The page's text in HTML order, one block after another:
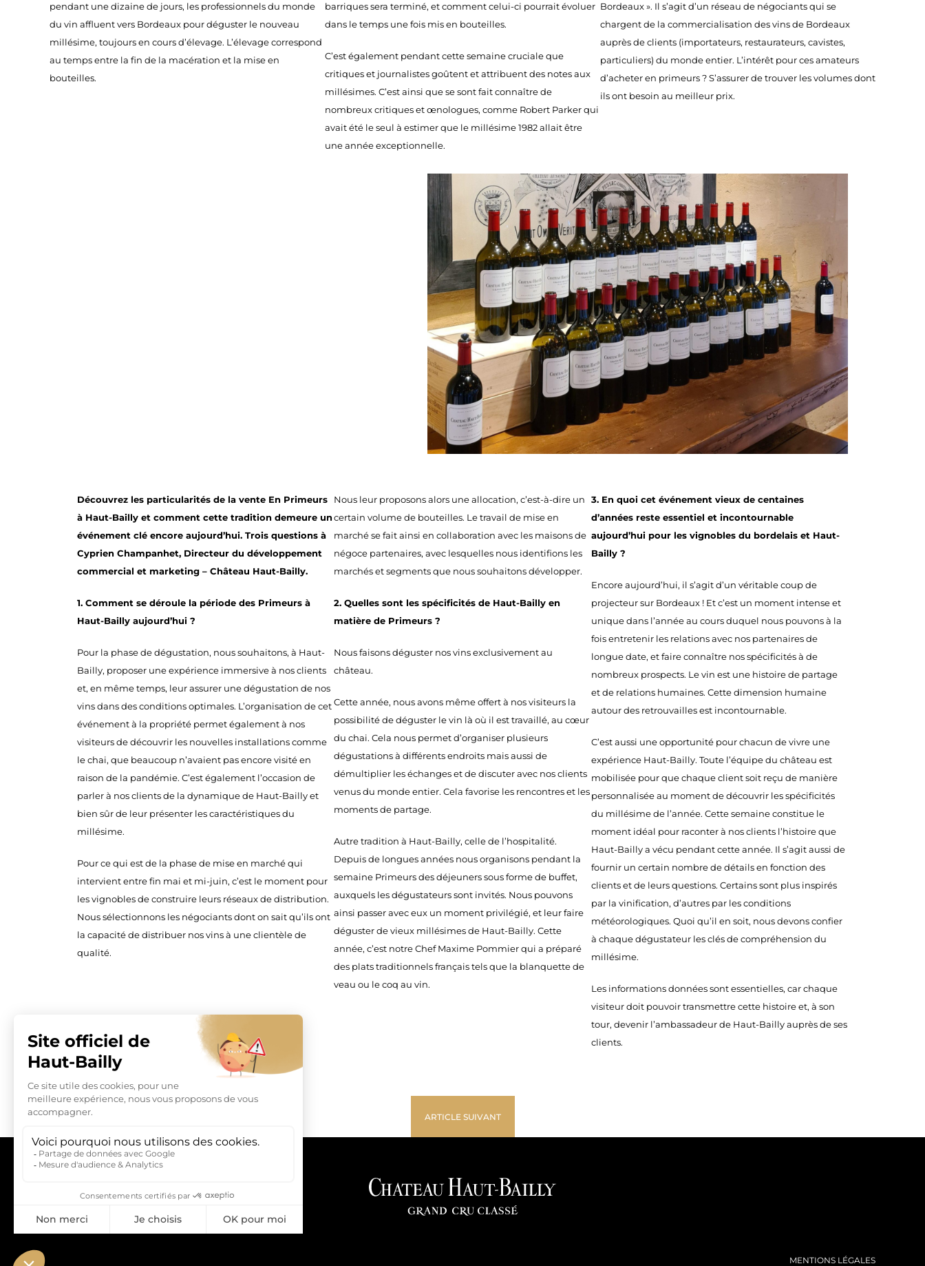
pendant une dizaine de jours, les professionnels du monde
du vin affluent vers Bordeaux pour déguster le nouveau
millésime, toujours en cours d’élevage. L’élevage correspond
au temps entre la fin de la macération et la mise en
bouteilles.
barriques sera terminé, et comment celui-ci pourrait évoluer
dans le temps une fois mis en bouteilles.
C’est également pendant cette semaine cruciale que
critiques et journalistes goûtent et attribuent des notes aux
millésimes. C’est ainsi que se sont fait connaître de
nombreux critiques et œnologues, comme Robert Parker qui
avait été le seul à estimer que le millésime 1982 allait être
une année exceptionnelle.
Bordeaux ». Il s’agit d’un réseau de négociants qui se
chargent de la commercialisation des vins de Bordeaux
auprès de clients (importateurs, restaurateurs, cavistes,
particuliers) du monde entier. L’intérêt pour ces amateurs
d’acheter en primeurs ? S’assurer de trouver les volumes dont
ils ont besoin au meilleur prix.
Découvrez les particularités de la vente En Primeurs
à Haut-Bailly et comment cette tradition demeure un
événement clé encore aujourd’hui. Trois questions à
Cyprien Champanhet, Directeur du développement
commercial et marketing – Château Haut-Bailly.
1. Comment se déroule la période des Primeurs à
Haut-Bailly aujourd’hui ?
Pour la phase de dégustation, nous souhaitons, à Haut-
Bailly, proposer une expérience immersive à nos clients
et, en même temps, leur assurer une dégustation de nos
vins dans des conditions optimales. L’organisation de cet
événement à la propriété permet également à nos
visiteurs de découvrir les nouvelles installations comme
le chai, que beaucoup n’avaient pas encore visité en
raison de la pandémie. C’est également l’occasion de
parler à nos clients de la dynamique de Haut-Bailly et
bien sûr de leur présenter les caractéristiques du
millésime.
Pour ce qui est de la phase de mise en marché qui
intervient entre fin mai et mi-juin, c’est le moment pour
les vignobles de construire leurs réseaux de distribution.
Nous sélectionnons les négociants dont on sait qu’ils ont
la capacité de distribuer nos vins à une clientèle de
qualité.
Nous leur proposons alors une allocation, c’est-à-dire un
certain volume de bouteilles. Le travail de mise en
marché se fait ainsi en collaboration avec les maisons de
négoce partenaires, avec lesquelles nous identifions les
marchés et segments que nous souhaitons développer.
2. Quelles sont les spécificités de Haut-Bailly en
matière de Primeurs ?
Nous faisons déguster nos vins exclusivement au
château.
Cette année, nous avons même offert à nos visiteurs la
possibilité de déguster le vin là où il est travaillé, au cœur
du chai. Cela nous permet d’organiser plusieurs
dégustations à différents endroits mais aussi de
démultiplier les échanges et de discuter avec nos clients
venus du monde entier. Cela favorise les rencontres et les
moments de partage.
Autre tradition à Haut-Bailly, celle de l’hospitalité.
Depuis de longues années nous organisons pendant la
semaine Primeurs des déjeuners sous forme de buffet,
auxquels les dégustateurs sont invités. Nous pouvons
ainsi passer avec eux un moment privilégié, et leur faire
déguster de vieux millésimes de Haut-Bailly. Cette
année, c’est notre Chef Maxime Pommier qui a préparé
des plats traditionnels français tels que la blanquette de
veau ou le coq au vin.
3. En quoi cet événement vieux de centaines
d’années reste essentiel et incontournable
aujourd’hui pour les vignobles du bordelais et Haut-
Bailly ?
Encore aujourd’hui, il s’agit d’un véritable coup de
projecteur sur Bordeaux ! Et c’est un moment intense et
unique dans l’année au cours duquel nous pouvons à la
fois entretenir les relations avec nos partenaires de
longue date, et faire connaître nos spécificités à de
nombreux prospects. Le vin est une histoire de partage
et de relations humaines. Cette dimension humaine
autour des retrouvailles est incontournable.
C’est aussi une opportunité pour chacun de vivre une
expérience Haut-Bailly. Toute l’équipe du château est
mobilisée pour que chaque client soit reçu de manière
personnalisée au moment de découvrir les spécificités
du millésime de l’année. Cette semaine constitue le
moment idéal pour raconter à nos clients l’histoire que
Haut-Bailly a vécu pendant cette année. Il s’agit aussi de
fournir un certain nombre de détails en fonction des
clients et de leurs questions. Certains sont plus inspirés
par la vinification, d’autres par les conditions
météorologiques. Quoi qu’il en soit, nous devons confier
à chaque dégustateur les clés de compréhension du
millésime.
Les informations données sont essentielles, car chaque
visiteur doit pouvoir transmettre cette histoire et, à son
tour, devenir l’ambassadeur de Haut-Bailly auprès de ses
clients.
ARTICLE SUIVANT
MENTIONS LÉGALES